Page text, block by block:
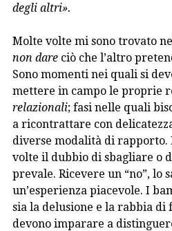
degli altri».
Molte volte mi sono trovato
non dare ciò che l’altro
Sono momenti nei quali si
mettere in campo le proprie
relazionali; fasi nelle quali
a ricontrattare con
diverse modalità di rapporto.
volte il dubbio di sbagliare o
prevale. Ricevere un “no”, lo
un’esperienza piacevole. I
sia la delusione e la rabbia
devono imparare a